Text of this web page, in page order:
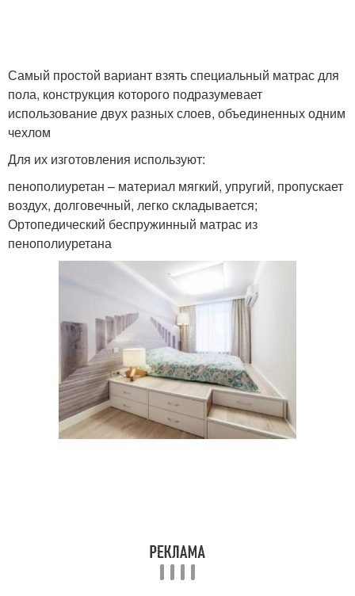
Наполнители для
Сон на жестком
Пружинные матрасы
Дискомфорт от нового
матраса
Самый простой вариант взять специальный матрас для
пола, конструкция которого подразумевает
использование двух разных слоев, объединенных одним
чехлом
Для их изготовления используют:
пенополиуретан – материал мягкий, упругий, пропускает
воздух, долговечный, легко складывается;
Ортопедический беспружинный матрас из
пенополиуретана